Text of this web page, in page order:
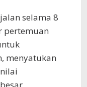
selama 8
pertemuan
menyatukan